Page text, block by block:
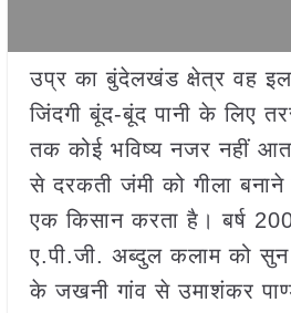
उप्र का बुंदेलखंड क्षेत्र वह
जिंदगी बूंद-बूंद पानी के लिए
तक कोई भविष्य नजर नहीं
से दरकती जंमी को गीला
एक किसान करता है। बर्ष
ए.पी.जी. अब्दुल कलाम को
के जखनी गांव से उमाशंकर